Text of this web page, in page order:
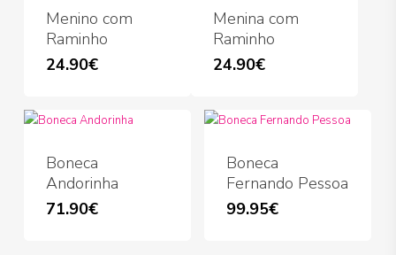
page
Menino com
Raminho
24.90€
Menina com
Raminho
24.90€
Boneca
Andorinha
71.90€
Boneca
Fernando Pessoa
99.95€